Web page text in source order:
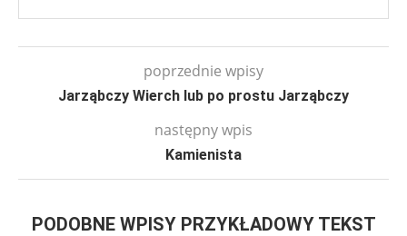
poprzednie wpisy
Jarząbczy Wierch lub po prostu Jarząbczy
następny wpis
Kamienista
PODOBNE WPISY PRZYKŁADOWY TEKST